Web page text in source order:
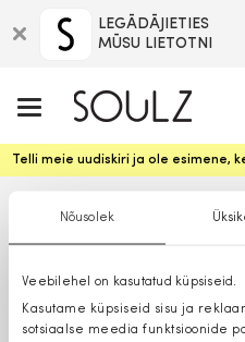
Nõusolek
Veebilehel on kasutatud küpsiseid.
Kasutame küpsiseid sisu ja
sotsiaalse meedia funktsioonide
LEGĀDĀJIETIES
MŪSU LIETOTNI
Telli meie uudiskiri ja ole esimene,